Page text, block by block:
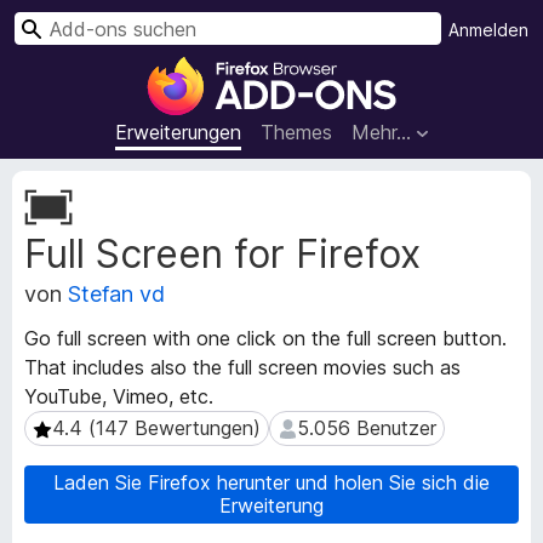
A
d
d
-
s
f
r
d
n
F
i
r
Erweiterungen Themes Mehr…
Anmelden
S
Full Screen for Firefox
von Stefan vd
Go full screen with one click on the full screen button.
That includes also the full screen movies such as
YouTube, Vimeo, etc.
4.4 (147 Bewertungen)
4.4 (147 Bewertungen) 5.056 Benutzer
5.056 Benutzer
Laden Sie Firefox herunter und holen Sie sich die
Erweiterung
M
e
t
a
d
t
e
n
z
u
r
r